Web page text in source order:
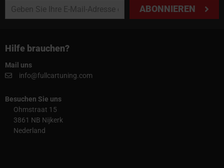
ABONNIEREN
Hilfe brauchen?
Mail uns
info@fullcartuning.com
Besuchen Sie uns
Ohmstraat 15
3861 NB Nijkerk
Nederland